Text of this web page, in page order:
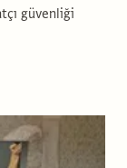
güvenliği